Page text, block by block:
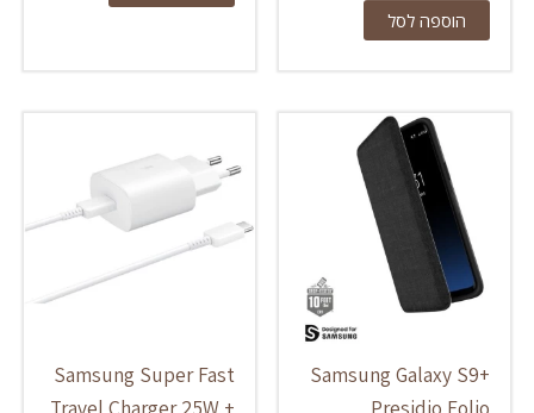
הוספה לסל
Samsung Galaxy S9+
Presidio Folio
Samsung Super Fast
Travel Charger 25W +